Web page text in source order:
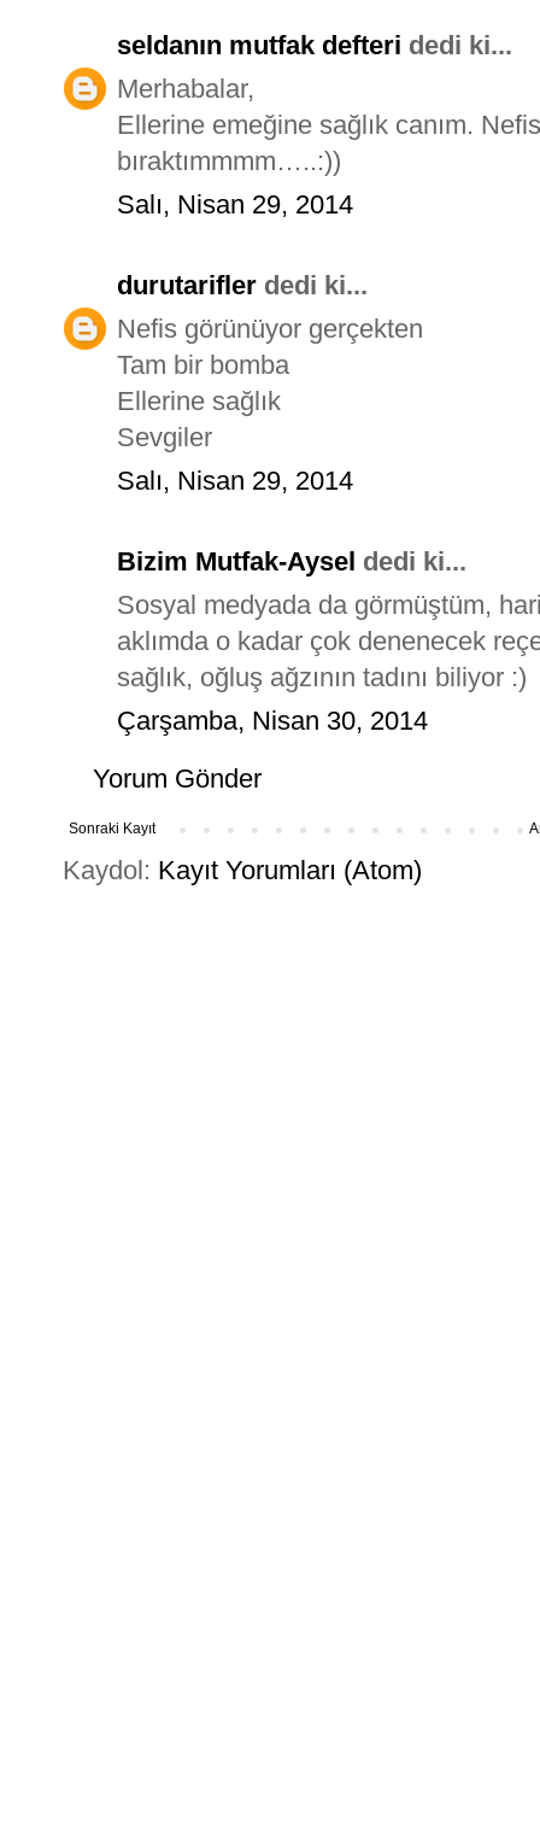
seldanın mutfak defteri dedi ki...
Merhabalar,
Ellerine emeğine sağlık canım.
bıraktımmmm…..:))
Salı, Nisan 29, 2014
durutarifler dedi ki...
Nefis görünüyor gerçekten
Tam bir bomba
Ellerine sağlık
Sevgiler
Salı, Nisan 29, 2014
Bizim Mutfak-Aysel dedi ki...
Sosyal medyada da görmüştüm,
aklımda o kadar çok denenecek
sağlık, oğluş ağzının tadını biliyor :)
Çarşamba, Nisan 30, 2014
Yorum Gönder
Sonraki Kayıt
Kaydol: Kayıt Yorumları (Atom)